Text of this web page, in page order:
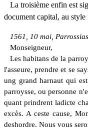
La troisième enfin est
document capital, au
1561, 10 mai,
Monseigneur,
Les habitans de la
l'asseure, prendre et se
ung grand harnaut qui
parroysse, ou personne
quant prindrent ladicte
excès. A ceste cause,
deshordre. Nous vous